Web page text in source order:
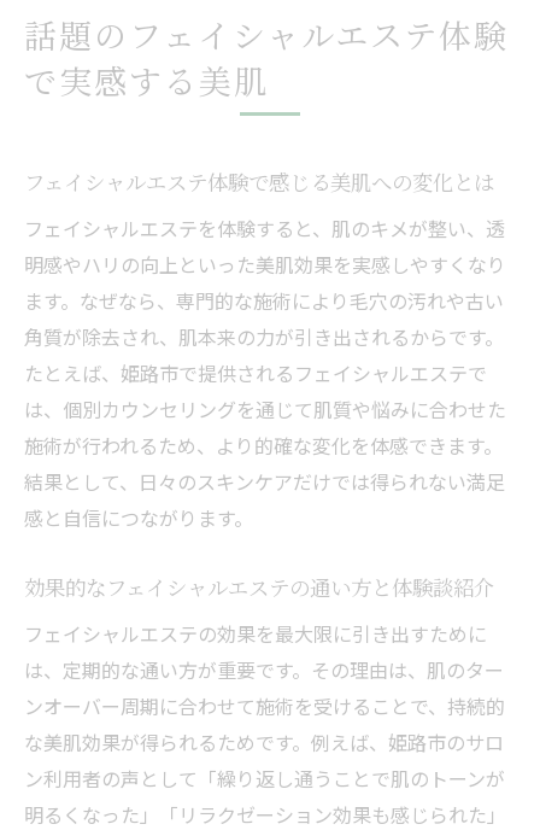
フェイシャルエステ利用時のチェックリス
ト
ホットペッパービューティーでの予約活用
話題のフェイシャルエステ体験
で実感する美肌
フェイシャルエステ体験で感じる美肌への変化とは
フェイシャルエステを体験すると、肌のキメが整い、透
明感やハリの向上といった美肌効果を実感しやすくなり
ます。なぜなら、専門的な施術により毛穴の汚れや古い
角質が除去され、肌本来の力が引き出されるからです。
たとえば、姫路市で提供されるフェイシャルエステで
は、個別カウンセリングを通じて肌質や悩みに合わせた
施術が行われるため、より的確な変化を体感できます。
結果として、日々のスキンケアだけでは得られない満足
感と自信につながります。
効果的なフェイシャルエステの通い方と体験談紹介
フェイシャルエステの効果を最大限に引き出すために
は、定期的な通い方が重要です。その理由は、肌のター
ンオーバー周期に合わせて施術を受けることで、持続的
な美肌効果が得られるためです。例えば、姫路市のサロ
ン利用者の声として「繰り返し通うことで肌のトーンが
明るくなった」「リラクゼーション効果も感じられた」